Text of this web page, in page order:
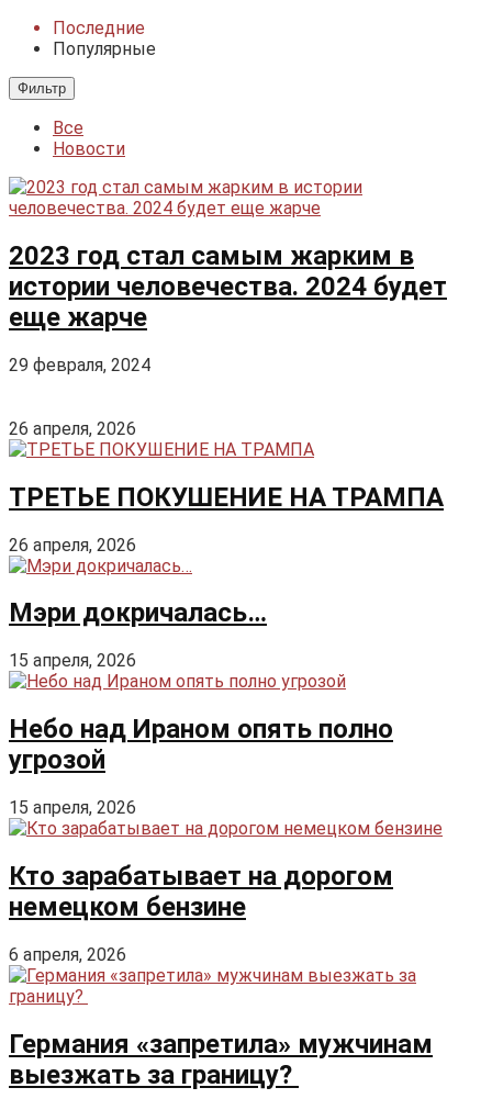
Последние
Популярные
Фильтр
Все
Новости
2023 год стал самым жарким в
истории человечества. 2024 будет
еще жарче
29 февраля, 2024
26 апреля, 2026
ТРЕТЬЕ ПОКУШЕНИЕ НА ТРАМПА
26 апреля, 2026
Мэри докричалась…
15 апреля, 2026
Небо над Ираном опять полно
угрозой
15 апреля, 2026
Кто зарабатывает на дорогом
немецком бензине
6 апреля, 2026
Германия «запретила» мужчинам
выезжать за границу?